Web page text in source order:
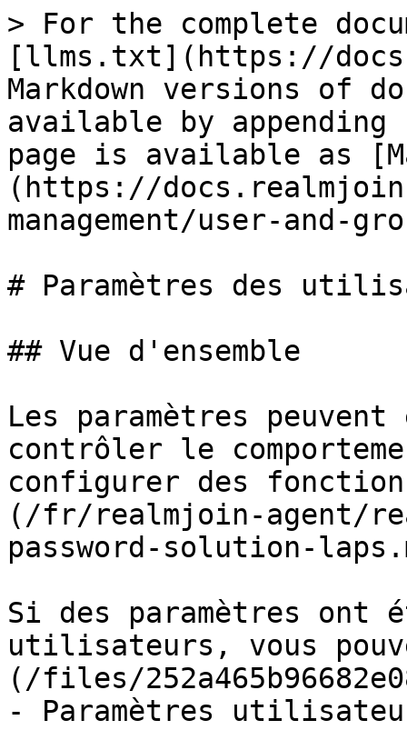
> For the complete
[llms.txt](https://
Markdown versions of
available by
page is available as
(https://
management/user-and-
# Paramètres des
## Vue d'ensemble
Les paramètres
contrôler le
configurer des
(/fr/realmjoin-agent/
password-solution-
Si des paramètres ont
utilisateurs, vous
(/files/
- Paramètres